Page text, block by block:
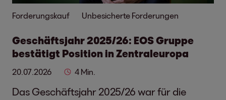
Forderungskauf Unbesicherte Forderungen
Geschäftsjahr 2025/26: EOS Gruppe
bestätigt Position in Zentraleuropa
20.07.2026 4 Min.
Das Geschäftsjahr 2025/26 war für die